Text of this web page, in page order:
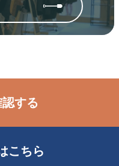
する
こちら